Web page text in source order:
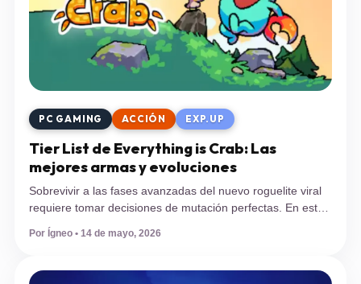
PC GAMING ACCIÓN EXP.UP
Tier List de Everything is Crab: Las
mejores armas y evoluciones
Sobrevivir a las fases avanzadas del nuevo roguelite viral
requiere tomar decisiones de mutación perfectas. En esta
tier list de Everything is Crab analizamos las mejores
armas y caparazones para asegurar tu dominio en el
desarrollado por el estudio independiente Odd Dreams
Por Ígneo • 14 de mayo, 2026